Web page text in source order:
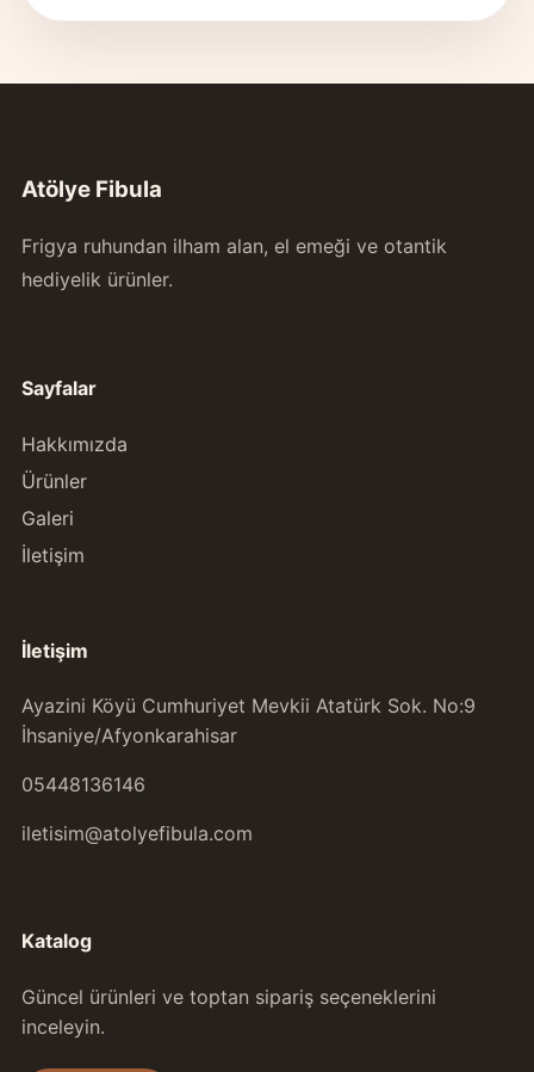
Atölye Fibula
Frigya ruhundan ilham alan, el emeği ve otantik
hediyelik ürünler.
Sayfalar
Hakkımızda
Ürünler
Galeri
İletişim
İletişim
Ayazini Köyü Cumhuriyet Mevkii Atatürk Sok. No:9
İhsaniye/Afyonkarahisar
05448136146
iletisim@atolyefibula.com
Katalog
Güncel ürünleri ve toptan sipariş seçeneklerini
inceleyin.